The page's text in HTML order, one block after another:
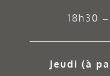
18h30
Jeudi (à